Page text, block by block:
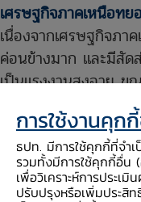
เศรษฐกิจภาคเหนือท
เนื่องจากเศรษฐกิจภา
ค่อนข้างมาก และมีสัด
เป็นแรงงานสูงอายุ
เทียบกับประเทศ รวม
หน้า จะมีความท้าทา
ด้านการพัฒนาเศรษฐ
พื้นที่ควรเป็นผู้มีบทบ
พัฒนาเศรษฐกิจเหนือ
การใช้งานคุก
ธปท. มีการใช้คุกกี้ที่จำเ
รวมทั้งมีการใช้คุกกี้อื่น
เพื่อวิเคราะห์การประเ
ปรับปรุงหรือเพิ่มประสิท